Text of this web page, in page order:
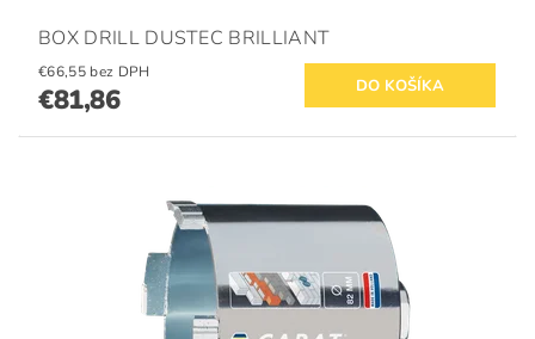
BOX DRILL DUSTEC BRILLIANT
€66,55 bez DPH
€81,86